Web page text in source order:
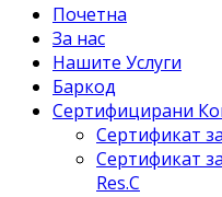
Почетна
За нас
Нашите Услуги
Баркод
Сертифицирани
Сертификат
Сертификат
Res.C